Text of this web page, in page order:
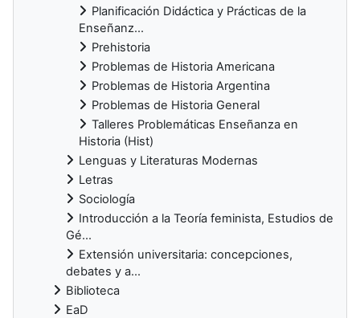
Planificación Didáctica y Prácticas de la
Enseñanz...
Prehistoria
Problemas de Historia Americana
Problemas de Historia Argentina
Problemas de Historia General
Talleres Problemáticas Enseñanza en
Historia (Hist)
Lenguas y Literaturas Modernas
Letras
Sociología
Introducción a la Teoría feminista, Estudios de
Gé...
Extensión universitaria: concepciones,
debates y a...
Biblioteca
EaD